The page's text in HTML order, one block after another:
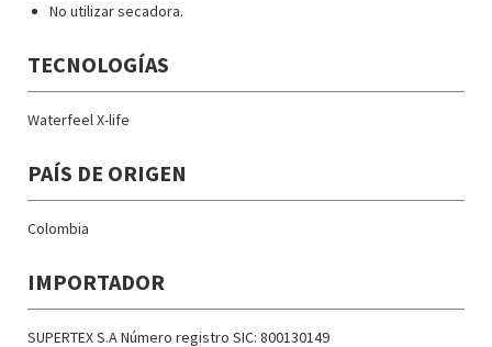
No utilizar secadora.
TECNOLOGÍAS
Waterfeel X-life
PAÍS DE ORIGEN
Colombia
IMPORTADOR
SUPERTEX S.A Número registro SIC: 800130149